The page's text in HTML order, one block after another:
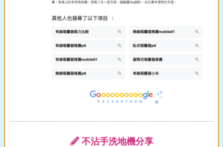
不沾手洗地機分享